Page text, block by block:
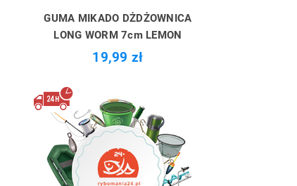
GUMA MIKADO DŻDŻOWNICA
LONG WORM 7cm LEMON
19,99 zł